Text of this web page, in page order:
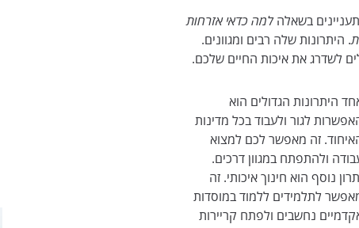
בשאלהלמה כדאי אזרחות
. היתרונות שלה רבים ומגוונים.
לשדרג את איכות החיים שלכם.
היתרונות הגדולים הוא
לגור ולעבוד בכל מדינות
זה מאפשר לכם למצוא
ולהתפתח במגוון דרכים.
נוסף הוא חינוך איכותי. זה
לתלמידים ללמוד במוסדות
נחשבים ולפתח קריירות